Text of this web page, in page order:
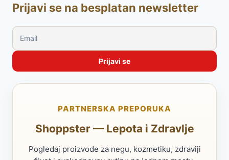
Prijavi se na besplatan newsletter
PARTNERSKA PREPORUKA
Shoppster — Lepota i Zdravlje
Pogledaj proizvode za negu, kozmetiku, zdraviji